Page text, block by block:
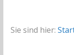
Sie sind hier: